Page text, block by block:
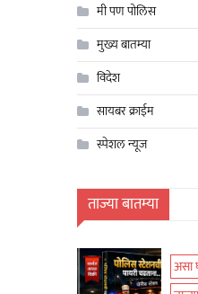
मी पण पोलिस
मुख्य बातम्या
विदेश
सायबर क्राईम
स्पेशल न्यूज
ताज्या बातम्या
असा